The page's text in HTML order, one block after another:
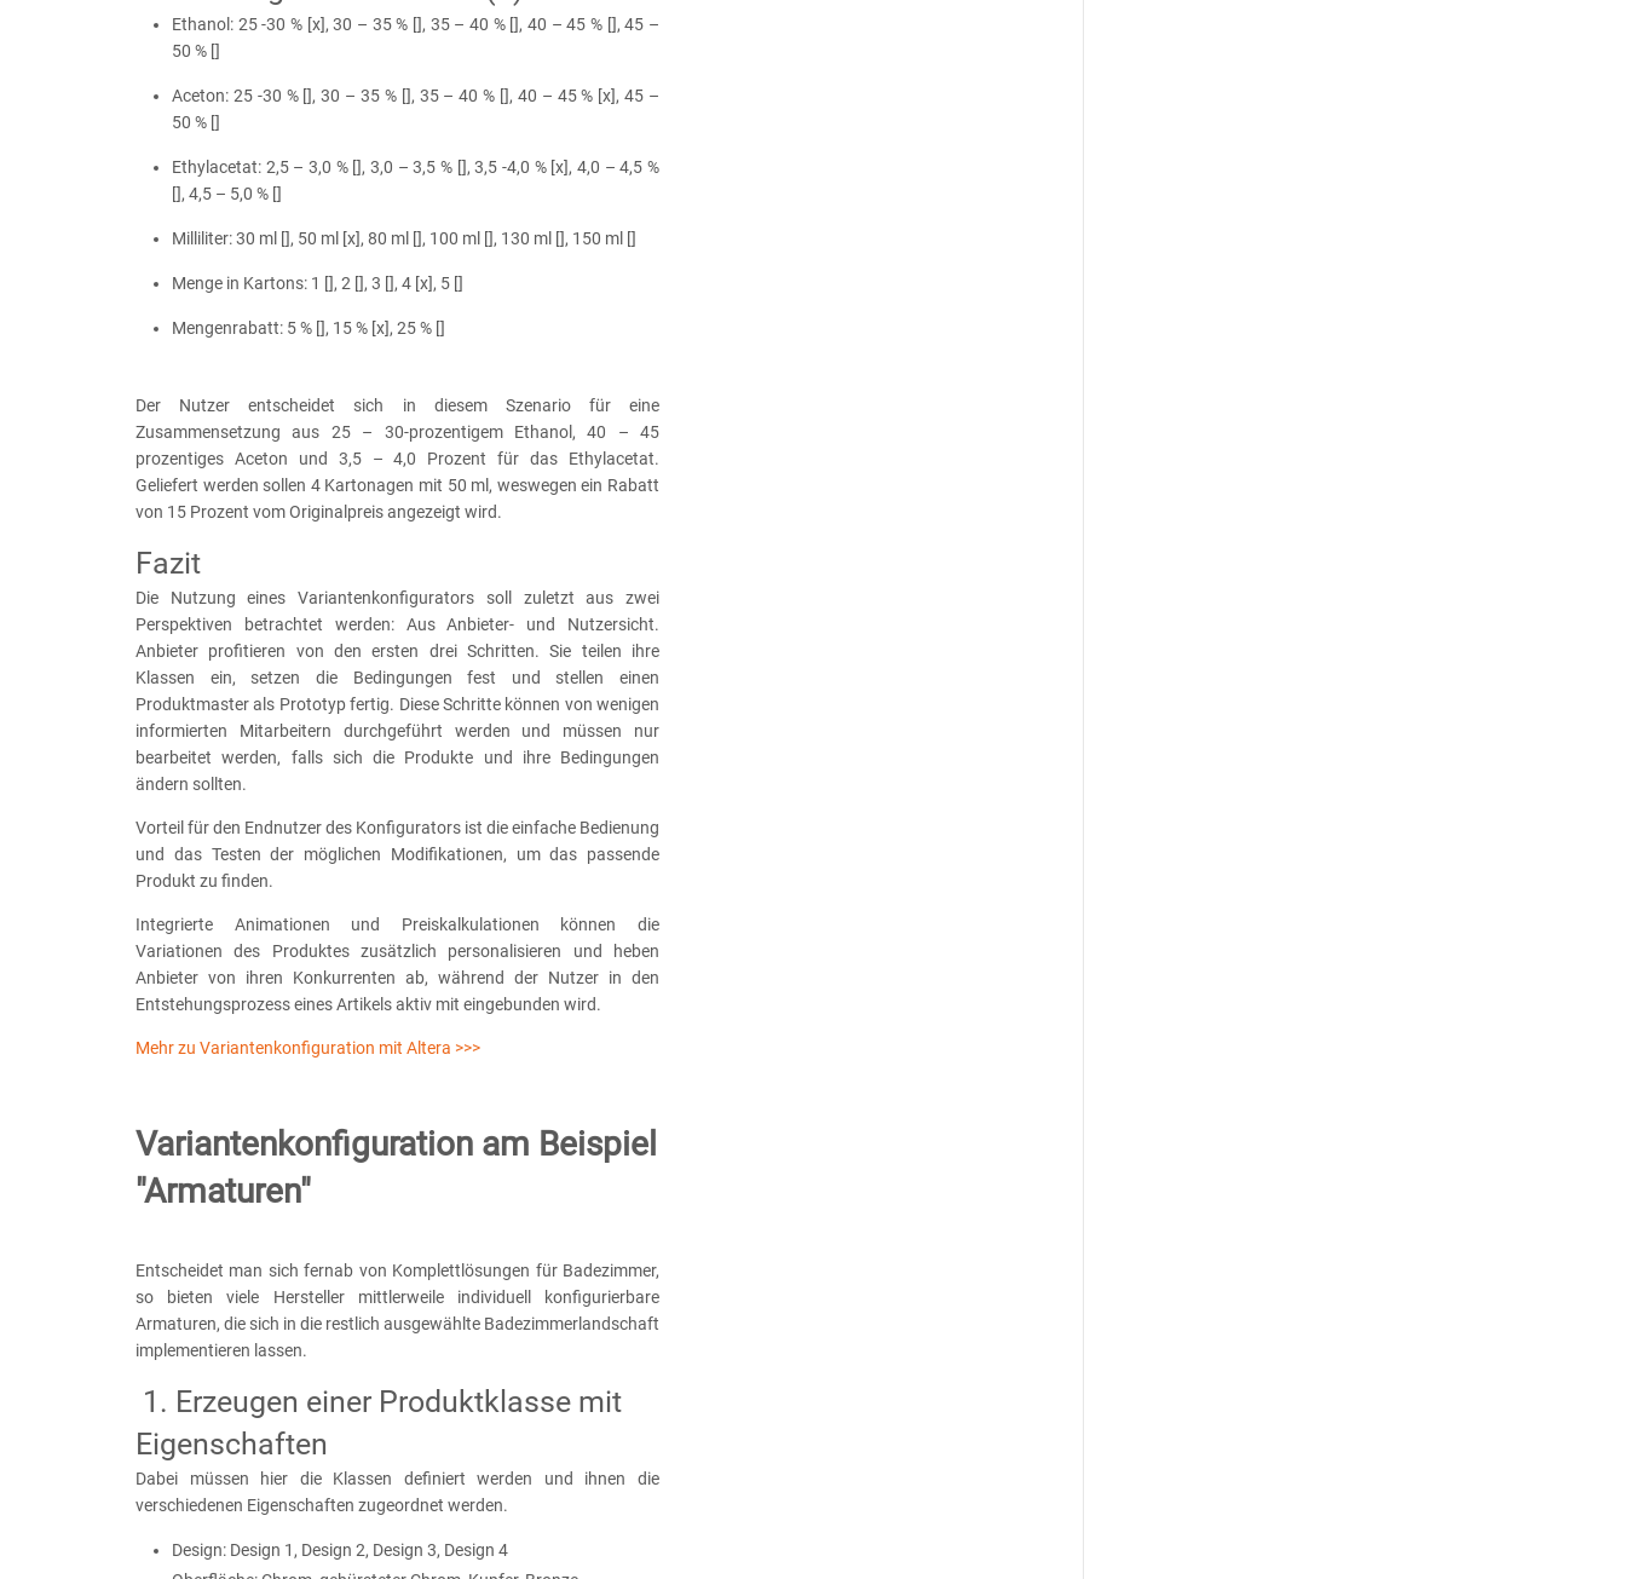
Ethanol: 25 -30 % [x], 30 – 35 % [], 35 – 40 % [], 40 – 45 % [], 45 –
50 % []
Aceton: 25 -30 % [], 30 – 35 % [], 35 – 40 % [], 40 – 45 % [x], 45 –
50 % []
Ethylacetat: 2,5 – 3,0 % [], 3,0 – 3,5 % [], 3,5 -4,0 % [x], 4,0 – 4,5 %
[], 4,5 – 5,0 % []
Milliliter:30 ml [], 50 ml [x], 80 ml [], 100 ml [], 130 ml [], 150 ml []
Menge in Kartons: 1 [], 2 [], 3 [], 4 [x], 5 []
Mengenrabatt: 5 % [], 15 % [x], 25 % []
Der Nutzer entscheidet sich in diesem Szenario für eine
Zusammensetzung aus 25 – 30-prozentigem Ethanol, 40 – 45
prozentiges Aceton und 3,5 – 4,0 Prozent für das Ethylacetat.
Geliefert werden sollen 4 Kartonagen mit 50 ml, weswegen ein Rabatt
von 15 Prozent vom Originalpreis angezeigt wird.
Fazit
Die Nutzung eines Variantenkonfigurators soll zuletzt aus zwei
Perspektiven betrachtet werden: Aus Anbieter- und Nutzersicht.
Anbieter profitieren von den ersten drei Schritten. Sie teilen ihre
Klassen ein, setzen die Bedingungen fest und stellen einen
Produktmaster als Prototyp fertig. Diese Schritte können von wenigen
informierten Mitarbeitern durchgeführt werden und müssen nur
bearbeitet werden, falls sich die Produkte und ihre Bedingungen
ändern sollten.
Vorteil für den Endnutzer des Konfigurators ist die einfache Bedienung
und das Testen der möglichen Modifikationen, um das passende
Produkt zu finden.
Integrierte Animationen und Preiskalkulationen können die
Variationen des Produktes zusätzlich personalisieren und heben
Anbieter von ihren Konkurrenten ab, während der Nutzer in den
Entstehungsprozess eines Artikels aktiv mit eingebunden wird.
Mehr zu Variantenkonfiguration mit Altera >>>
Variantenkonfiguration am Beispiel
"Armaturen"
Entscheidet man sich fernab von Komplettlösungen für Badezimmer,
so bieten viele Hersteller mittlerweile individuell konfigurierbare
Armaturen, die sich in die restlich ausgewählte Badezimmerlandschaft
implementieren lassen.
1. Erzeugen einer Produktklasse mit
Eigenschaften
Dabei müssen hier die Klassen definiert werden und ihnen die
verschiedenen Eigenschaften zugeordnet werden.
Design: Design 1, Design 2, Design 3, Design 4